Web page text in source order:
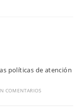
políticas de atención
COMENTARIOS